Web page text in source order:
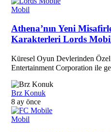
Mobil
Athena’nın Yeni
Karakterleri Lords
Küresel Oyun Devlerinden
Entertainment Corporation ile
Brz Konuk
8 ay önce
Mobil